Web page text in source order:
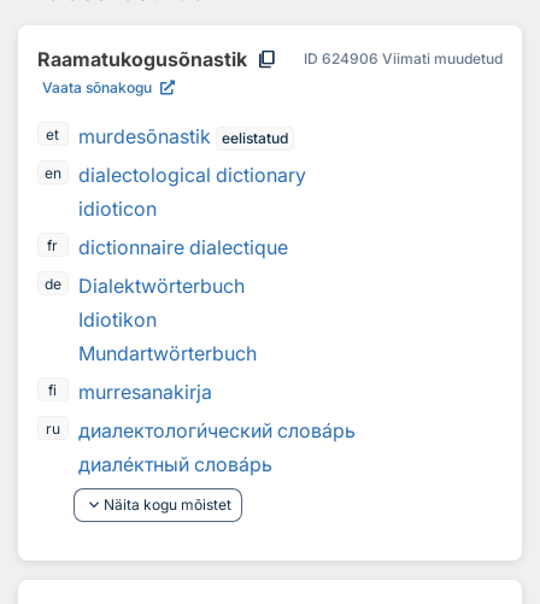
Raamatukogusõnastik content_copy ID 624906 Viimati muudetud
Vaata sõnakogu
et murdesõnastik eelistatud
en
dialectological dictionary
idioticon
fr dictionnaire dialectique
de
Dialektwörterbuch
Idiotikon
Mundartwörterbuch
fi murresanakirja
ru диалектологический словарь
диалектный словарь
keyboard_arrow_down Näita kogu mõistet